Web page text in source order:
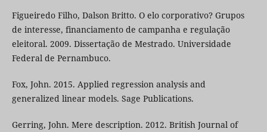
Figueiredo Filho, Dalson Britto. O elo corporativo? Grupos
de interesse, financiamento de campanha e regulação
eleitoral. 2009. Dissertação de Mestrado. Universidade
Federal de Pernambuco.
Fox, John. 2015. Applied regression analysis and
generalized linear models. Sage Publications.
Gerring, John. Mere description. 2012. British Journal of